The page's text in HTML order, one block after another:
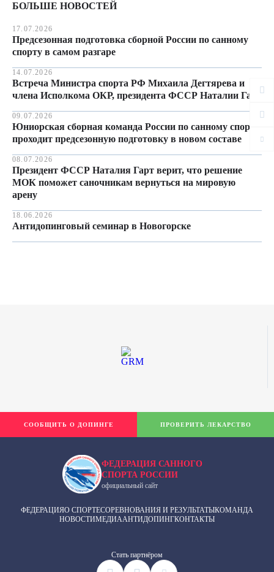
БОЛЬШЕ НОВОСТЕЙ
17.07.2026
Предсезонная подготовка сборной России по санному
спорту в самом разгаре
14.07.2026
Встреча Министра спорта РФ Михаила Дегтярева и
члена Исполкома ОКР, президента ФССР Наталии Гарт
09.07.2026
Юниорская сборная команда России по санному спорту
проходит предсезонную подготовку в новом составе
08.07.2026
Президент ФССР Наталия Гарт верит, что решение
МОК поможет саночникам вернуться на мировую
арену
18.06.2026
Антидопинговый семинар в Новогорске
ФЕДЕРАЦИЯ САННОГО
СПОРТА РОССИИ
официальный сайт
ФЕДЕРАЦИЯО СПОРТЕСОРЕВНОВАНИЯ И РЕЗУЛЬТАТЫКОМАНДА
НОВОСТИМЕДИААНТИДОПИНГКОНТАКТЫ
Cтать партнёром
СООБЩИТЬ О ДОПИНГЕ ПРОВЕРИТЬ ЛЕКАРСТВО